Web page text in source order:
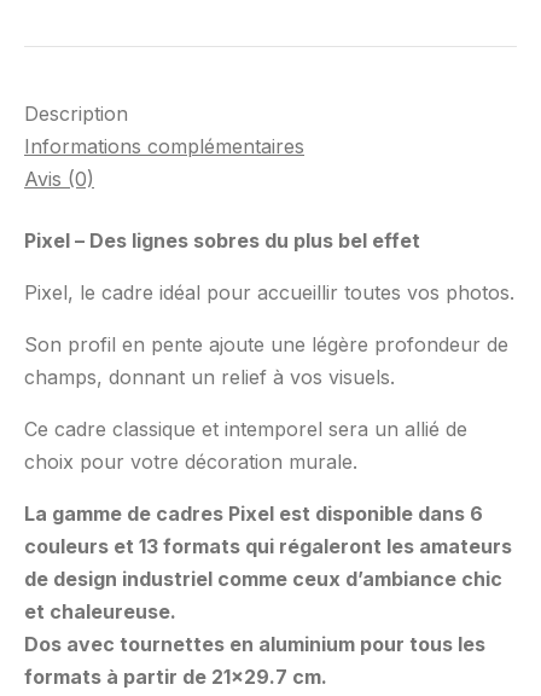
Description
Informations complémentaires
Avis (0)
Pixel – Des lignes sobres du plus bel effet
Pixel, le cadre idéal pour accueillir toutes vos photos.
Son profil en pente ajoute une légère profondeur de
champs, donnant un relief à vos visuels.
Ce cadre classique et intemporel sera un allié de
choix pour votre décoration murale.
La gamme de cadres Pixel est disponible dans 6
couleurs et 13 formats qui régaleront les amateurs
de design industriel comme ceux d’ambiance chic
et chaleureuse.
Dos avec tournettes en aluminium pour tous les
formats à partir de 21×29.7 cm.